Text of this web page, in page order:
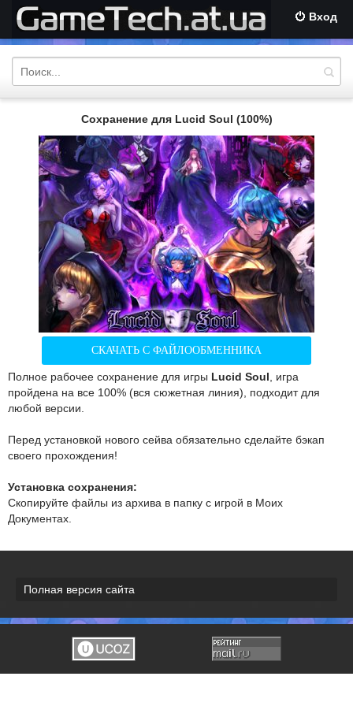
Вход
Сохранение для Lucid Soul (100%)
СКАЧАТЬ С ФАЙЛООБМЕННИКА
Полное рабочее сохранение для игры Lucid Soul , игра
пройдена на все 100% (вся сюжетная линия), подходит для
любой версии.
Перед установкой нового сейва обязательно сделайте бэкап
своего прохождения!
Установка сохранения:
Скопируйте файлы из архива в папку с игрой в Моих
Документах.
Полная версия сайта